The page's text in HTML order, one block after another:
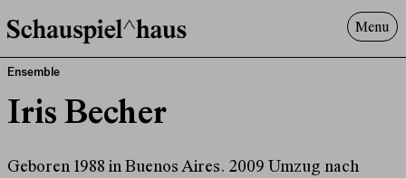
Menu
Ensemble
Iris Becher
Geboren 1988 in Buenos Aires. 2009 Umzug nach